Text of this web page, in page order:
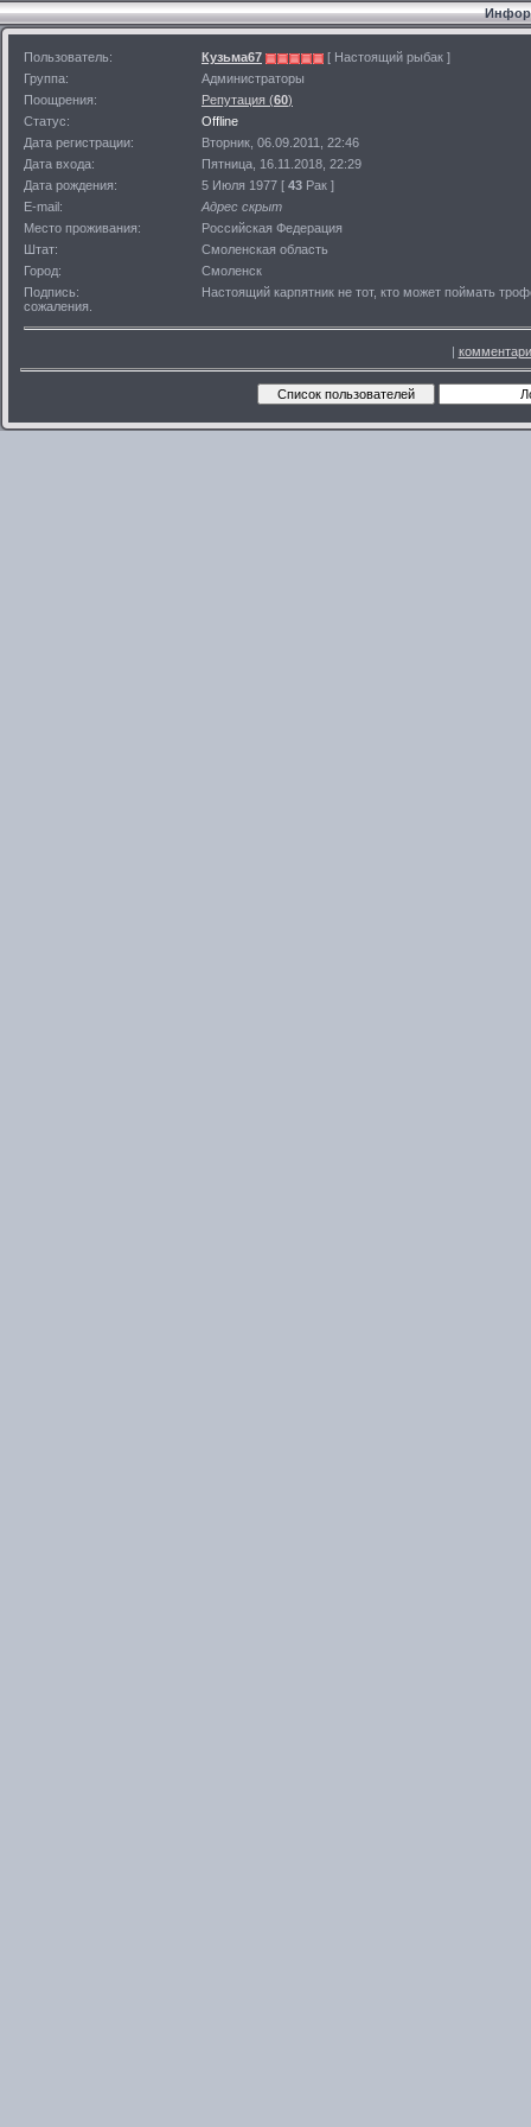
Пользователь: Кузьма67
[ Настоящий рыбак ]
Группа:
Администраторы
Поощрения:
Репутация (60)
Статус:
Offline
Дата регистрации:
Вторник, 06.09.2011, 22:46
Дата входа:
Пятница, 16.11.2018, 22:29
Дата рождения:
5 Июля 1977 [ 43 Рак ]
E-mail:
Адрес скрыт
Место проживания:
Российская Федерация
Штат:
Смоленская область
Город:
Смоленск
Подпись:
Настоящий карпятник не тот, кто может поймать
сожаления.
|